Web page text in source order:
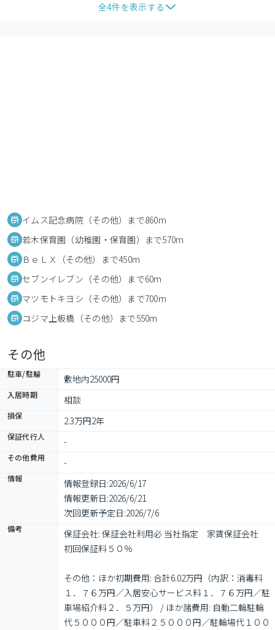
全4件を表示する
イムス記念病院（その他）まで860m
若木保育園（幼稚園・保育園）まで570m
ＢｅＬＸ（その他）まで450m
セブンイレブン（その他）まで60m
マツモトキヨシ（その他）まで700m
コジマ上板橋（その他）まで550m
その他
駐車/駐輪 敷地内25000円
入居時期 相談
損保 2.3万円2年
保証代行人 -
その他費用 -
情報 情報登録日:2026/6/17
情報更新日:2026/6/21
次回更新予定日:2026/7/6
備考
保証会社: 保証会社利用必 当社指定　家賃保証会社
初回保証料５０％
その他：ほか初期費用: 合計6.02万円（内訳：消毒料
１．７６万円／入居安心サービス料１．７６万円／駐
車場紹介料２．５万円） / ほか諸費用: 自動二輪駐輪
代５０００円／駐車料２５０００円／駐輪場代１００